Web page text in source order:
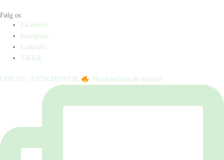
Følg os
Facebook
Instagram
LinkedIn
TikTok
UDE NU: ANTICHRISTIE ⁠ ⁠ Hvad nu hvis de historie